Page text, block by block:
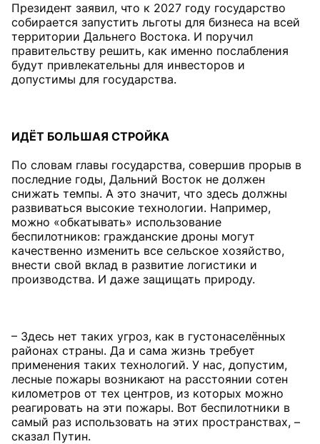
Президент заявил, что к 2027 году государство
собирается запустить льготы для бизнеса на всей
территории Дальнего Востока. И поручил
правительству решить, как именно послабления
будут привлекательны для инвесторов и
допустимы для государства.
ИДЁТ БОЛЬШАЯ СТРОЙКА
По словам главы государства, совершив прорыв в
последние годы, Дальний Восток не должен
снижать темпы. А это значит, что здесь должны
развиваться высокие технологии. Например,
можно «обкатывать» использование
беспилотников: гражданские дроны могут
качественно изменить все сельское хозяйство,
внести свой вклад в развитие логистики и
производства. И даже защищать природу.
– Здесь нет таких угроз, как в густонаселённых
районах страны. Да и сама жизнь требует
применения таких технологий. У нас, допустим,
лесные пожары возникают на расстоянии сотен
километров от тех центров, из которых можно
реагировать на эти пожары. Вот беспилотники в
самый раз использовать на этих пространствах, –
сказал Путин.